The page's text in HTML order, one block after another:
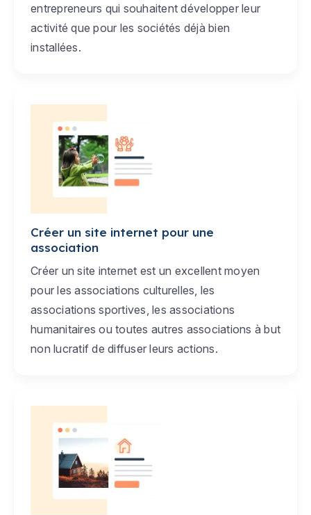
entrepreneurs qui souhaitent développer leur
activité que pour les sociétés déjà bien
installées.
Créer un site internet pour une
association
Créer un site internet est un excellent moyen
pour les associations culturelles, les
associations sportives, les associations
humanitaires ou toutes autres associations à but
non lucratif de diffuser leurs actions.